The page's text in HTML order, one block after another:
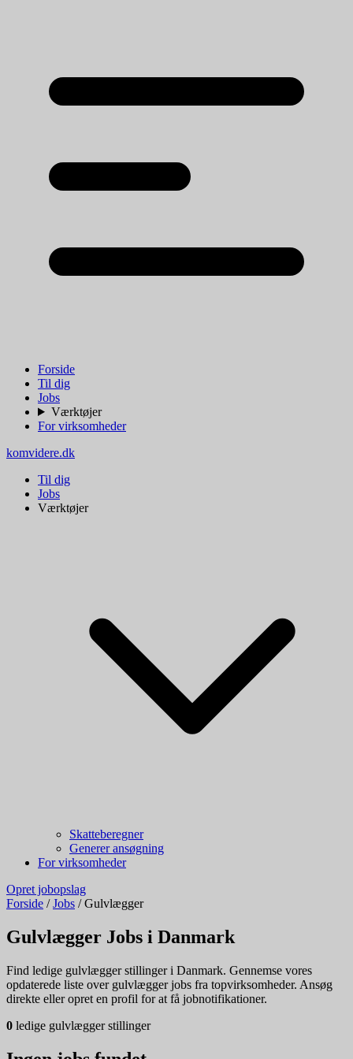
Forside
Til dig
Jobs
Værktøjer
For virksomheder
komvidere.dk
Til dig
Jobs
Værktøjer
Skatteberegner
Generer ansøgning
For virksomheder
Opret jobopslag
Forside / Jobs / Gulvlægger
Gulvlægger Jobs i Danmark
Find ledige gulvlægger stillinger i Danmark. Gennemse vores
opdaterede liste over gulvlægger jobs fra topvirksomheder. Ansøg
direkte eller opret en profil for at få jobnotifikationer.
0 ledige gulvlægger stillinger